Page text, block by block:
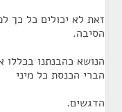
זאת לא יכולים כל כך
הסיבה.
הנושא כהבנתנו בכללו
הברי הכנסת כל מיני
הדגשים.